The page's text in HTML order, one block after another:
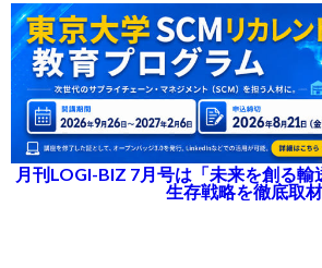
月刊LOGI-BIZ 7月号は「未来を創る輸
生存戦略を徹底取材